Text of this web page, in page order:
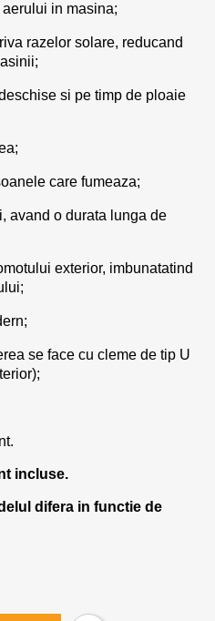
in masina;
razelor solare, reducand
si pe timp de ploaie
care fumeaza;
avand o durata lunga de
exterior, imbunatatind
se face cu cleme de tip U
incluse.
difera in functie de